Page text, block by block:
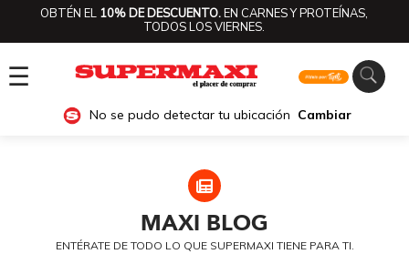
OBTÉN EL 10% DE DESCUENTO.EN CARNES Y PROTEÍNAS,
TODOS LOS VIERNES.
☰
No se pudo detectar tu ubicación Cambiar
MAXI BLOG
ENTÉRATE DE TODO LO QUE SUPERMAXI TIENE PARA TI.